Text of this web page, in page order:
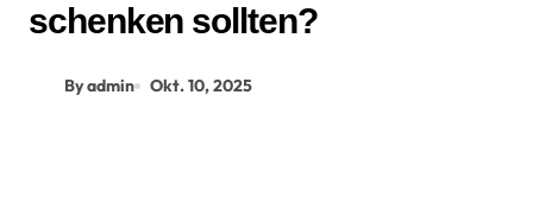
schenken sollten?
By admin Okt. 10, 2025